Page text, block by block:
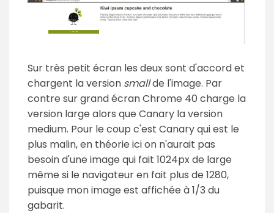
Sur très petit écran les deux sont d'accord et
chargent la version smallde l'image. Par
contre sur grand écran Chrome 40 charge la
version large alors que Canary la version
medium. Pour le coup c'est Canary qui est le
plus malin, en théorie ici on n'aurait pas
besoin d'une image qui fait 1024px de large
même si le navigateur en fait plus de 1280,
puisque mon image est affichée à 1/3 du
gabarit.